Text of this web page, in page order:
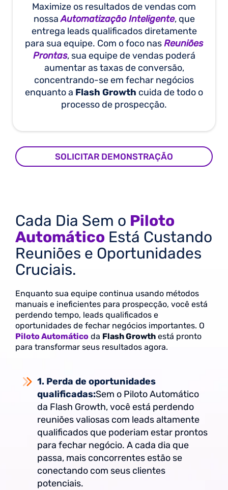
Maximize os resultados de vendas com
nossaAutomatização Inteligente, que
entrega leads qualificados diretamente
para sua equipe. Com o foco nasReuniões
Prontas, sua equipe de vendas poderá
aumentar as taxas de conversão,
concentrando-se em fechar negócios
enquanto a Flash Growth cuida de todo o
processo de prospecção.
SOLICITAR DEMONSTRAÇÃO
Cada Dia Sem o Piloto
Automático Está Custando
Reuniões e Oportunidades
Cruciais.
Enquanto sua equipe continua usando métodos
manuais e ineficientes para prospecção, você está
perdendo tempo, leads qualificados e
oportunidades de fechar negócios importantes. O
Piloto Automático da Flash Growth está pronto
para transformar seus resultados agora.
1. Perda de oportunidades
qualificadas:Sem o Piloto Automático
da Flash Growth, você está perdendo
reuniões valiosas com leads altamente
qualificados que poderiam estar prontos
para fechar negócio. A cada dia que
passa, mais concorrentes estão se
conectando com seus clientes
potenciais.